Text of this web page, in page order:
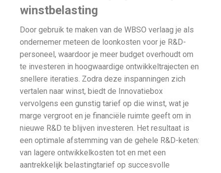
winstbelasting
Door gebruik te maken van de WBSO verlaag je als
ondernemer meteen de loonkosten voor je R&D-
personeel, waardoor je meer budget overhoudt om
te investeren in hoogwaardige ontwikkeltrajecten en
snellere iteraties. Zodra deze inspanningen zich
vertalen naar winst, biedt de Innovatiebox
vervolgens een gunstig tarief op die winst, wat je
marge vergroot en je financiële ruimte geeft om in
nieuwe R&D te blijven investeren. Het resultaat is
een optimale afstemming van de gehele R&D-keten:
van lagere ontwikkelkosten tot en met een
aantrekkelijk belastingtarief op succesvolle